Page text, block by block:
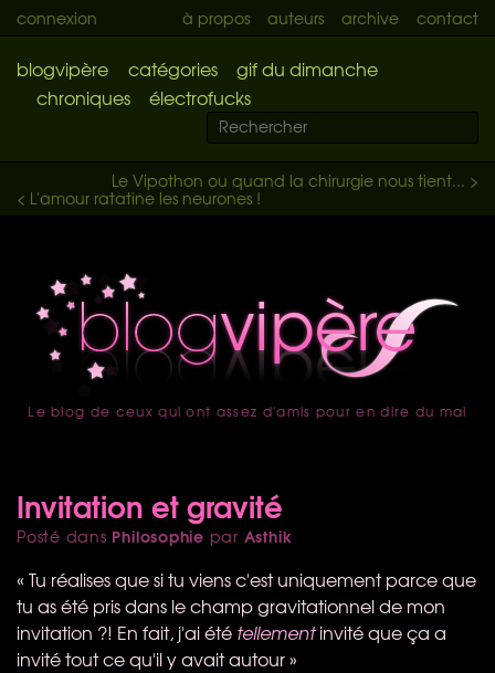
connexion à propos auteurs archive contact
blogvipère catégories
gif du dimanche
chroniques
électrofucks
Le Vipothon ou quand la chirurgie nous tient... >
< L'amour ratatine les neurones !
accueil
Le blog de ceux qui ont assez d'amis pour en dire du mal
Invitation et gravité
Posté dans Philosophie par Asthik
« Tu réalises que si tu viens c'est uniquement parce que
tu as été pris dans le champ gravitationnel de mon
invitation ?! En fait, j'ai été tellementinvité que ça a
invité tout ce qu'il y avait autour »